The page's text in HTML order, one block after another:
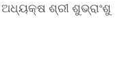
ଶ୍ରୀ ଶୁଭ୍ରାଂଶୁ